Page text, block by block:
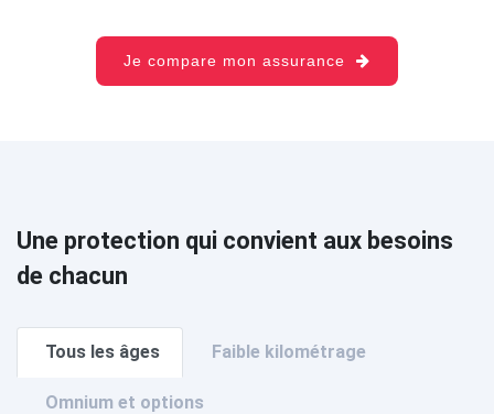
Je compare mon assurance
Une protection qui convient aux besoins
de chacun
Tous les âges Faible kilométrage
Omnium et options